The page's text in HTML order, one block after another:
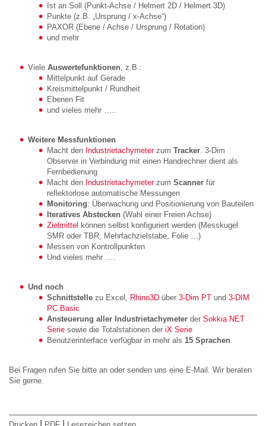
Ist an Soll (Punkt-Achse / Helmert 2D / Helmert 3D)
Punkte (z.B. „Ursprung / x-Achse“)
PAXOR (Ebene / Achse / Ursprung / Rotation)
und mehr
Viele Auswertefunktionen , z.B.:
Mittelpunkt auf Gerade
Kreismittelpunkt / Rundheit
Ebenen Fit
und vieles mehr …..
Weitere Messfunktionen
Macht den Industrietachymeterzum Tracker . 3-Dim
Observer in Verbindung mit einen Handrechner dient als
Fernbedienung
Macht den Industrietachymeterzum Scanner für
reflektorlose automatische Messungen
Monitoring: Überwachung und Positionierung von Bauteilen
Iteratives Abstecken (Wahl einer Freien Achse)
Zielmittel können selbst konfiguriert werden (Messkugel
SMR oder TBR, Mehrfachzielstabe, Folie …)
Messen von Kontrollpunkten
Und vieles mehr ….
Und noch
Schnittstelle zu Excel, Rhino3D über 3-Dim PT und 3-DIM
PC Basic
Ansteuerung aller Industrietachymeter der Sokkia NET
Serie sowie die Totalstationen der iX Serie
Benutzerinterface verfügbar in mehr als 15 Sprachen
Bei Fragen rufen Sie bitte an oder senden uns eine E-Mail. Wir beraten
Sie gerne.